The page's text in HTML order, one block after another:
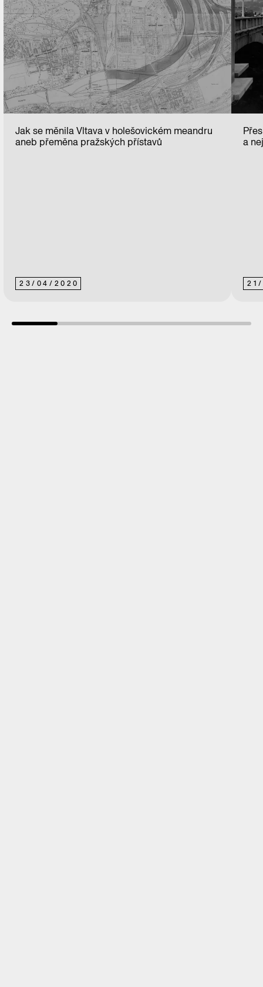
23/ 04/ 2020
Jak se měnila Vltava v holešovickém meandru
aneb přeměna pražských přístavů
21/
a